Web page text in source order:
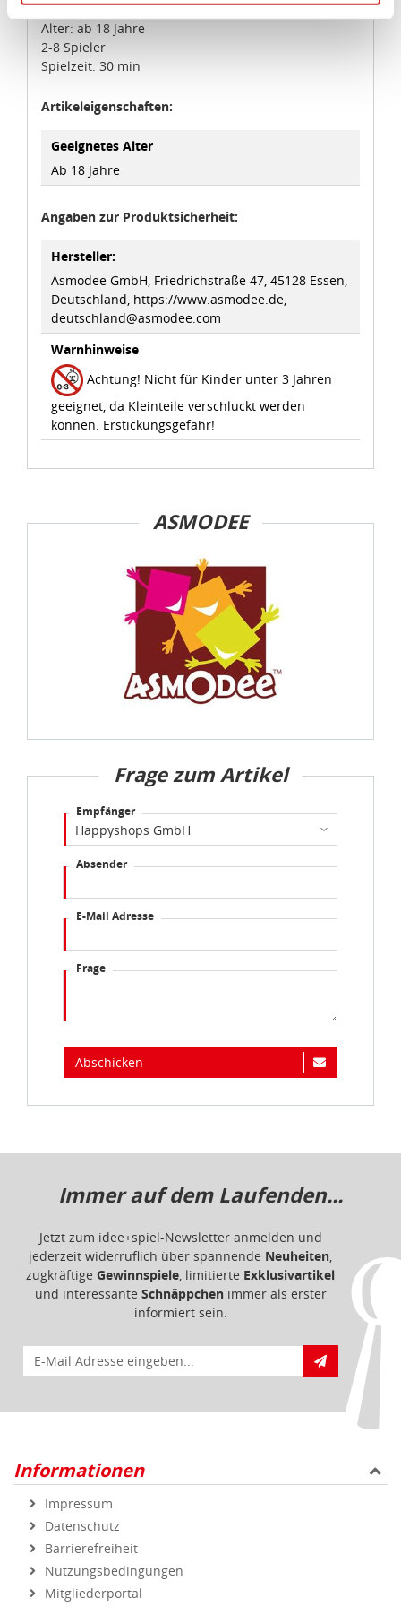
Kommission erfasst wird, und daher kein angemessenes
Schutzniveau für personenbezogene Daten bietet. Durch
die Verwendung von Standarddatenschutzklauseln in
eines angemessenen Schutzniveaus, garantieren wir,
dass die Datenschutzvorgaben der EU auch bei der
auf Ihrem Bildschirm anpassen und damit widerrufen.
Datenschutzbestimmungen
Impressum
Alter: ab 18 Jahre
2-8 Spieler
Spielzeit: 30 min
Artikeleigenschaften:
Geeignetes Alter
Ab 18 Jahre
Angaben zur Produktsicherheit:
Hersteller:
Asmodee GmbH, Friedrichstraße 47, 45128 Essen,
Deutschland, https://www.asmodee.de,
deutschland@asmodee.com
Warnhinweise
Achtung! Nicht für Kinder unter 3 Jahren
geeignet, da Kleinteile verschluckt werden
können. Erstickungsgefahr!
ASMODEE
Frage zum Artikel
Empfänger
Absender
E-Mail Adresse
Frage
Abschicken
Immer auf dem Laufenden...
Jetzt zum idee+spiel-Newsletter anmelden und
jederzeit widerruflich über spannende Neuheiten,
zugkräftige Gewinnspiele, limitierte Exklusivartikel
und interessante Schnäppchenimmer als erster
informiert sein.
E-Mail für Newsletteranmeldung
Informationen
Impressum
Datenschutz
Barrierefreiheit
Nutzungsbedingungen
Mitgliederportal